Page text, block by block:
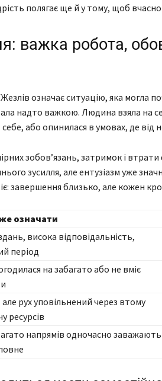
полягає ще й у тому, щоб
важка робота,
означає ситуацію, яка могла
надто важкою. Людина взяла на
або опинилася в умовах, де від
зобов’язань, затримок і
зусилля, але ентузіазм уже
завершення близько, але кожен
означати
висока відповідальність,
період
на забагато або не вміє
рух уповільнений через втому
ресурсів
напрямів одночасно заважають